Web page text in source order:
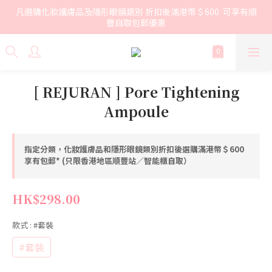
凡選購化妝護膚品及隱形眼鏡類別 折扣後滿港幣＄600  可享有順
豐自取包郵優惠
[ REJURAN ] Pore Tightening
Ampoule
指定分類，化妝護膚品和隱形眼鏡類別折扣後選購滿港幣＄600
享有包郵* (只限香港地區順豐站／智能櫃自取）
HK$298.00
款式 : #套裝
#套裝